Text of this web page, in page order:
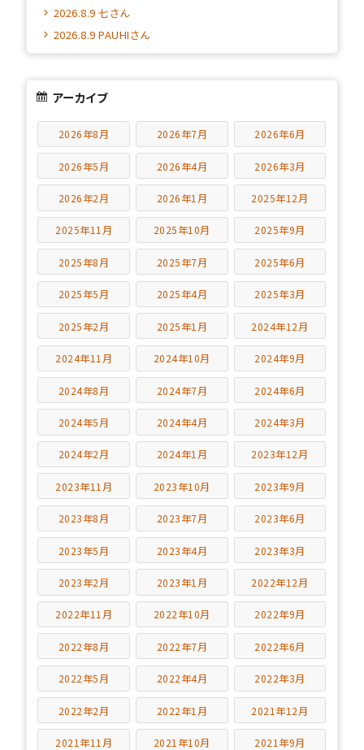
2026.8.9 七さん
2026.8.9 PAUHIさん
アーカイブ
2026年8月 2026年7月 2026年6月
2026年5月 2026年4月 2026年3月
2026年2月 2026年1月 2025年12月
2025年11月 2025年10月 2025年9月
2025年8月 2025年7月 2025年6月
2025年5月 2025年4月 2025年3月
2025年2月 2025年1月 2024年12月
2024年11月 2024年10月 2024年9月
2024年8月 2024年7月 2024年6月
2024年5月 2024年4月 2024年3月
2024年2月 2024年1月 2023年12月
2023年11月 2023年10月 2023年9月
2023年8月 2023年7月 2023年6月
2023年5月 2023年4月 2023年3月
2023年2月 2023年1月 2022年12月
2022年11月 2022年10月 2022年9月
2022年8月 2022年7月 2022年6月
2022年5月 2022年4月 2022年3月
2022年2月 2022年1月 2021年12月
2021年11月 2021年10月 2021年9月